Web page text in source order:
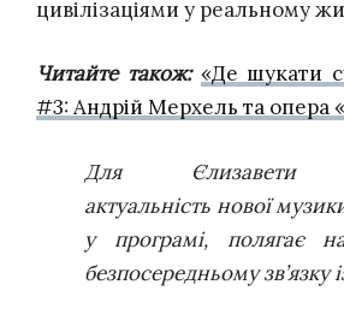
цивілізаціями у реальному
Читайте також: «Де шукати
#3: Андрій Мерхель та опера
Для Єлизавети
актуальність нової
у програмі, полягає
безпосередньому зв’язку